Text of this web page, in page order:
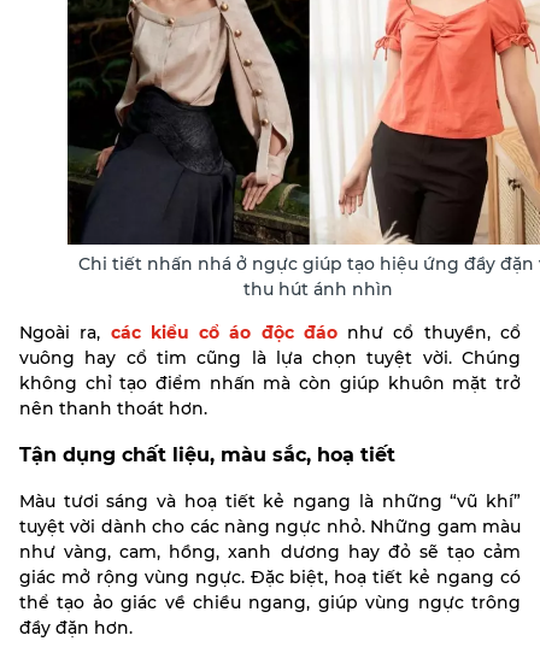
Chi tiết nhấn nhá ở ngực giúp tạo hiệu ứng đầy đặn
thu hút ánh nhìn
Ngoài ra, các kiểu cổ áo độc đáonhư cổ thuyền, cổ
vuông hay cổ tim cũng là lựa chọn tuyệt vời. Chúng
không chỉ tạo điểm nhấn mà còn giúp khuôn mặt trở
nên thanh thoát hơn.
Tận dụng chất liệu, màu sắc, hoạ tiết
Màu tươi sáng và hoạ tiết kẻ ngang là những “vũ khí”
tuyệt vời dành cho các nàng ngực nhỏ. Những gam màu
như vàng, cam, hồng, xanh dương hay đỏ sẽ tạo cảm
giác mở rộng vùng ngực. Đặc biệt, hoạ tiết kẻ ngang có
thể tạo ảo giác về chiều ngang, giúp vùng ngực trông
đầy đặn hơn.